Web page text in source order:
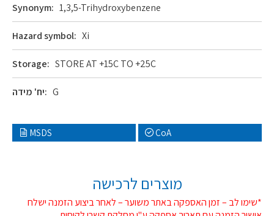
Synonym: 1,3,5-Trihydroxybenzene
Hazard symbol: Xi
Storage: STORE AT +15C TO +25C
יח' מידה: G
MSDS CoA
מוצרים לרכישה
*שימו לב – זמן האספקה באתר משוער – לאחר ביצוע הזמנה ישלח